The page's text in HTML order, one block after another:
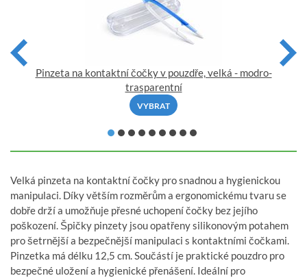
Pinzeta na kontaktní čočky v pouzdře, velká - modro-
trasparentní
VYBRAT
Velká pinzeta na kontaktní čočky pro snadnou a hygienickou
manipulaci. Díky větším rozměrům a ergonomickému tvaru se
dobře drží a umožňuje přesné uchopení čočky bez jejího
poškození. Špičky pinzety jsou opatřeny silikonovým potahem
pro šetrnější a bezpečnější manipulaci s kontaktními čočkami.
Pinzetka má délku 12,5 cm. Součástí je praktické pouzdro pro
bezpečné uložení a hygienické přenášení. Ideální pro